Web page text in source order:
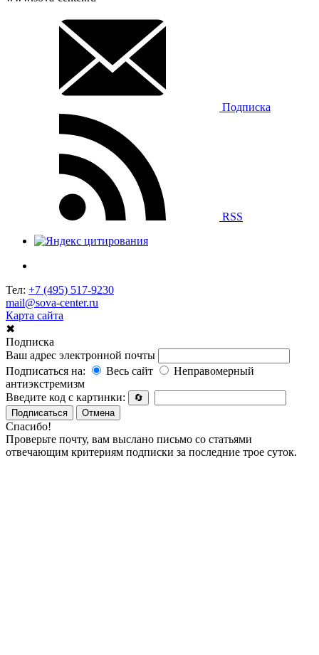
Подписка
RSS
Тел: +7 (495) 517-9230
mail@sova-center.ru
Карта сайта
✖
Подписка
Ваш адрес электронной почты
Подписаться на:
Весь сайт
Неправомерный
антиэкстремизм
Введите код с картинки:
🔄
Подписаться
Отмена
Спасибо!
Проверьте почту, вам выслано письмо со статьями
отвечающим критериям подписки за последние трое суток.